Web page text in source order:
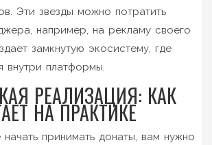
Эти звезды можно потратить
например, на рекламу своего
замкнутую экосистему, где
внутри платформы.
РЕАЛИЗАЦИЯ: КАК
НА ПРАКТИКЕ
начать принимать донаты, вам нужно